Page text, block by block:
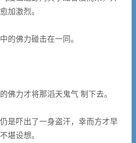
加激烈。
的佛力碰击在一同。
佛力才将那滔天鬼气 制下去。
是吓出了一身盗汗，幸而方才早
堪设想。